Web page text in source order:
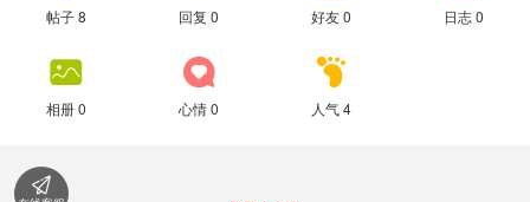
帖子 8 回复 0 好友 0 日志 0

相册 0

心情 0

人气 4
